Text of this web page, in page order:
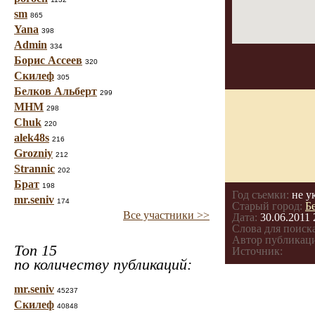
sm 865
Yana 398
Admin 334
Борис Ассеев 320
Скилеф 305
Белков Альберт 299
МНМ 298
Chuk 220
alek48s 216
Grozniy 212
Strannic 202
Брат 198
mr.seniv 174
Все участники >>
Топ 15
по количеству публикаций:
mr.seniv 45237
Скилеф 40848
Год съемки: не
Старый город:
Дата: 30.06.2011
Слова для
Автор
Источник: